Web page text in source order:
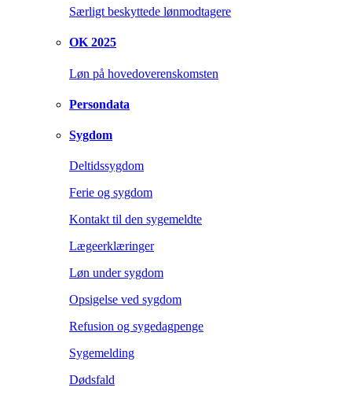
Særligt beskyttede lønmodtagere
OK 2025
Løn på hovedoverenskomsten
Persondata
Sygdom
Deltidssygdom
Ferie og sygdom
Kontakt til den sygemeldte
Lægeerklæringer
Løn under sygdom
Opsigelse ved sygdom
Refusion og sygedagpenge
Sygemelding
Dødsfald